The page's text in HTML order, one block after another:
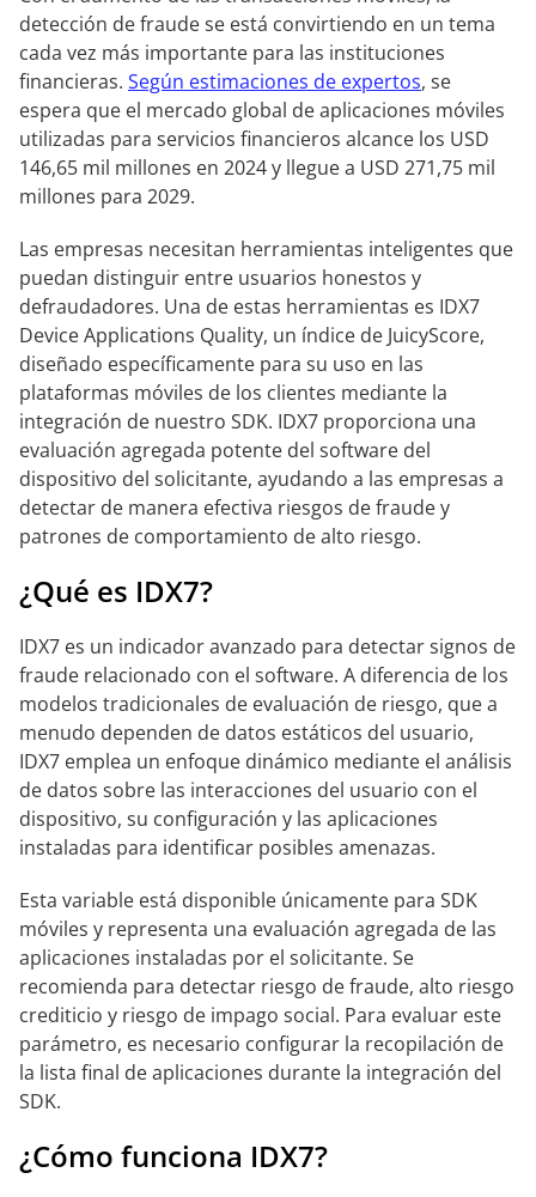
detección de fraude se está convirtiendo en un tema
cada vez más importante para las instituciones
financieras. Según estimaciones de expertos, se
espera que el mercado global de aplicaciones móviles
utilizadas para servicios financieros alcance los USD
146,65 mil millones en 2024 y llegue a USD 271,75 mil
millones para 2029.
Las empresas necesitan herramientas inteligentes que
puedan distinguir entre usuarios honestos y
defraudadores. Una de estas herramientas es IDX7
Device Applications Quality, un índice de JuicyScore,
diseñado específicamente para su uso en las
plataformas móviles de los clientes mediante la
integración de nuestro SDK. IDX7 proporciona una
evaluación agregada potente del software del
dispositivo del solicitante, ayudando a las empresas a
detectar de manera efectiva riesgos de fraude y
patrones de comportamiento de alto riesgo.
¿Qué es IDX7?
IDX7 es un indicador avanzado para detectar signos de
fraude relacionado con el software. A diferencia de los
modelos tradicionales de evaluación de riesgo, que a
menudo dependen de datos estáticos del usuario,
IDX7 emplea un enfoque dinámico mediante el análisis
de datos sobre las interacciones del usuario con el
dispositivo, su configuración y las aplicaciones
instaladas para identificar posibles amenazas.
Esta variable está disponible únicamente para SDK
móviles y representa una evaluación agregada de las
aplicaciones instaladas por el solicitante. Se
recomienda para detectar riesgo de fraude, alto riesgo
crediticio y riesgo de impago social. Para evaluar este
parámetro, es necesario configurar la recopilación de
la lista final de aplicaciones durante la integración del
SDK.
¿Cómo funciona IDX7?